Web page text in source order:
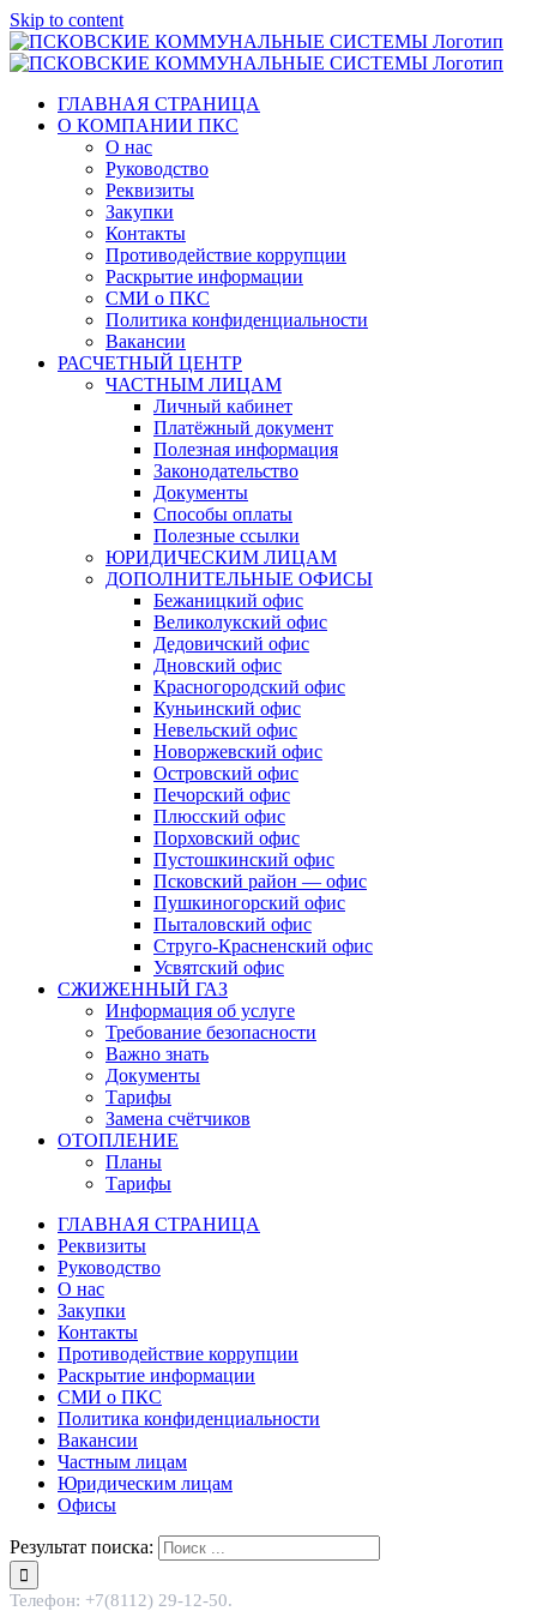
Skip to content
ГЛАВНАЯ СТРАНИЦА
О КОМПАНИИ ПКС
О нас
Руководство
Реквизиты
Закупки
Контакты
Противодействие коррупции
Раскрытие информации
СМИ о ПКС
Политика конфиденциальности
Вакансии
РАСЧЕТНЫЙ ЦЕНТР
ЧАСТНЫМ ЛИЦАМ
Личный кабинет
Платёжный документ
Полезная информация
Законодательство
Документы
Способы оплаты
Полезные ссылки
ЮРИДИЧЕСКИМ ЛИЦАМ
ДОПОЛНИТЕЛЬНЫЕ ОФИСЫ
Бежаницкий офис
Великолукский офис
Дедовичский офис
Дновский офис
Красногородский офис
Куньинский офис
Невельский офис
Новоржевский офис
Островский офис
Печорский офис
Плюсский офис
Порховский офис
Пустошкинский офис
Псковский район — офис
Пушкиногорский офис
Пыталовский офис
Струго-Красненский офис
Усвятский офис
СЖИЖЕННЫЙ ГАЗ
Информация об услуге
Требование безопасности
Важно знать
Документы
Тарифы
Замена счётчиков
ОТОПЛЕНИЕ
Планы
Тарифы
ГЛАВНАЯ СТРАНИЦА
Реквизиты
Руководство
О нас
Закупки
Контакты
Противодействие коррупции
Раскрытие информации
СМИ о ПКС
Политика конфиденциальности
Вакансии
Частным лицам
Юридическим лицам
Офисы
Результат поиска:
Телефон: +7(8112) 29-12-50.